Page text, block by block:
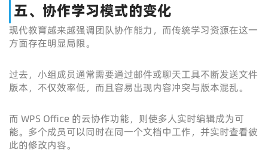
五、协作学习模式的变化
现代教育越来越强调团队协作能力，而传统学习资源在这一
方面存在明显局限。
过去，小组成员通常需要通过邮件或聊天工具不断发送文件
版本，不仅效率低，而且容易出现内容冲突与版本混乱。
而 WPS Office 的云协作功能，则使多人实时编辑成为可
能。多个成员可以同时在同一个文档中工作，并实时查看彼
此的修改内容。